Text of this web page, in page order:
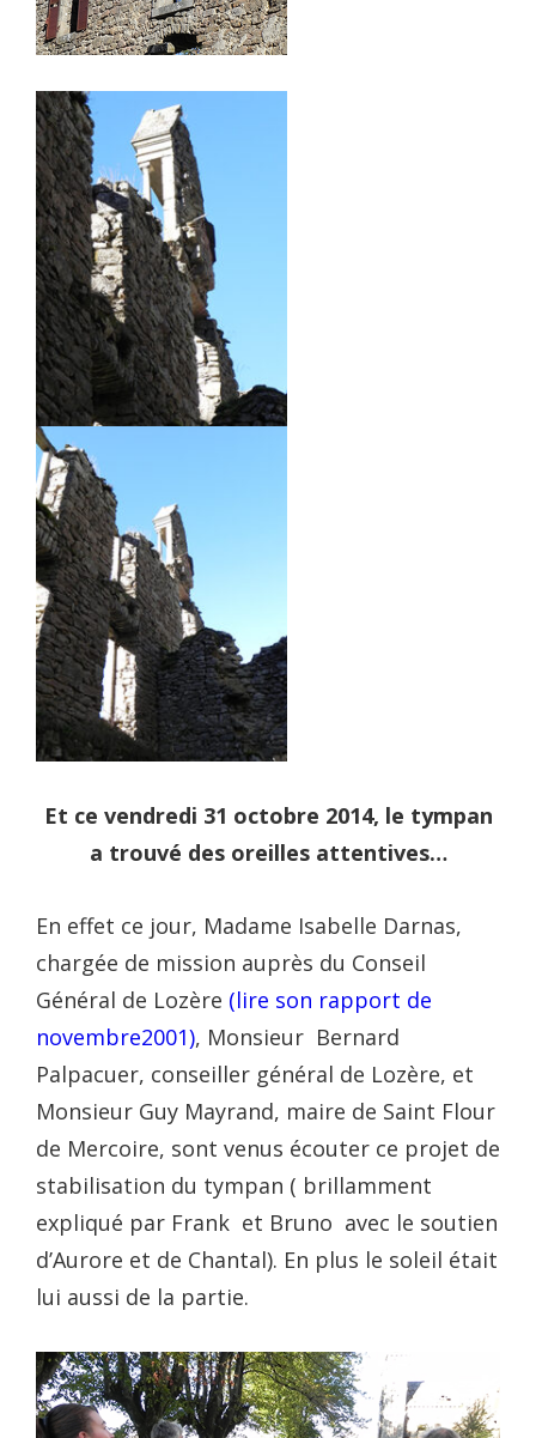
Et ce vendredi 31 octobre 2014, le tympan
a trouvé des oreilles attentives…
En effet ce jour, Madame Isabelle Darnas,
chargée de mission auprès du Conseil
Général de Lozère (lire son rapport de
novembre2001), Monsieur Bernard
Palpacuer, conseiller général de Lozère, et
Monsieur Guy Mayrand, maire de Saint Flour
de Mercoire, sont venus écouter ce projet de
stabilisation du tympan ( brillamment
expliqué par Frank et Bruno avec le soutien
d’Aurore et de Chantal). En plus le soleil était
lui aussi de la partie.